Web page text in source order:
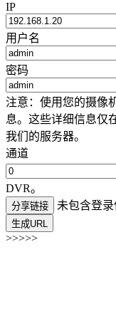
IP
用户名
密码
注意：使用您的摄像
息。这些详细信息仅
我们的服务器。
通道
DVR。
分享链接 未包含登录
生成URL
>>>>>